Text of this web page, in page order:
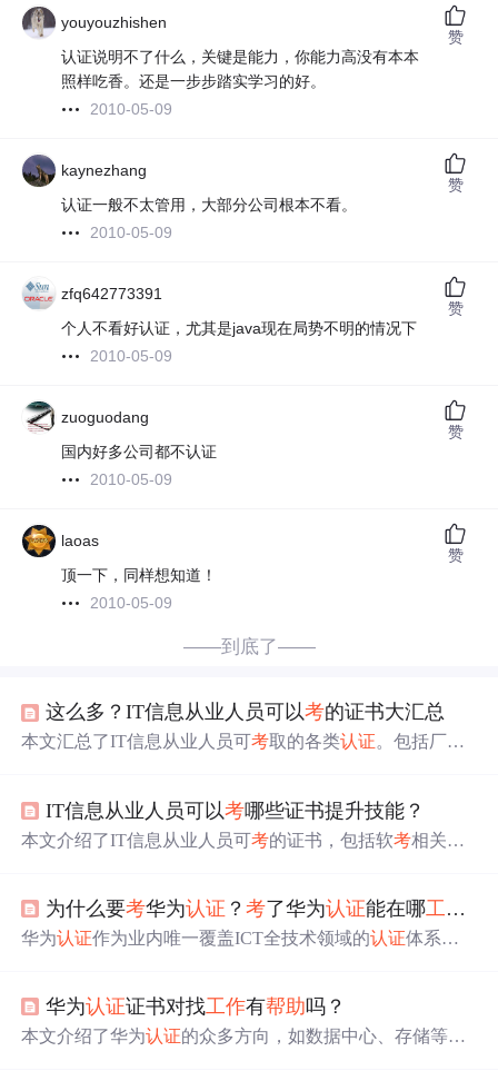
youyouzhishen
认证说明不了什么，关键是能力，你能力高没有本本
照样吃香。还是一步步踏实学习的好。
2010-05-09
赞
kaynezhang
认证一般不太管用，大部分公司根本不看。
2010-05-09
赞
zfq642773391
个人不看好认证，尤其是java现在局势不明的情况下
2010-05-09
赞
zuoguodang
国内好多公司都不认证
2010-05-09
赞
laoas
顶一下，同样想知道！
2010-05-09
赞
——到底了——
这么多？IT信息从业人员可以考的证书大汇总
本文汇总了IT信息从业人员可考取的各类认证。包括厂商
术能力，为职业发展提供助力，帮助从业者在就业市场中
更具竞争力。
IT信息从业人员可以考哪些证书提升技能？
本文介绍了IT信息从业人员可考的证书，包括软考相关认
书。考取证书可证明能力、提升竞争力、改善就业前景和
提高职业水平。
为什么要考华为认证 ？考了华为认证能在哪工作
华为认证作为业内唯一覆盖ICT全技术领域的认证体系，
华为认证证书对找工作有帮助吗？
本文介绍了华为认证的众多方向，如数据中心、存储等，